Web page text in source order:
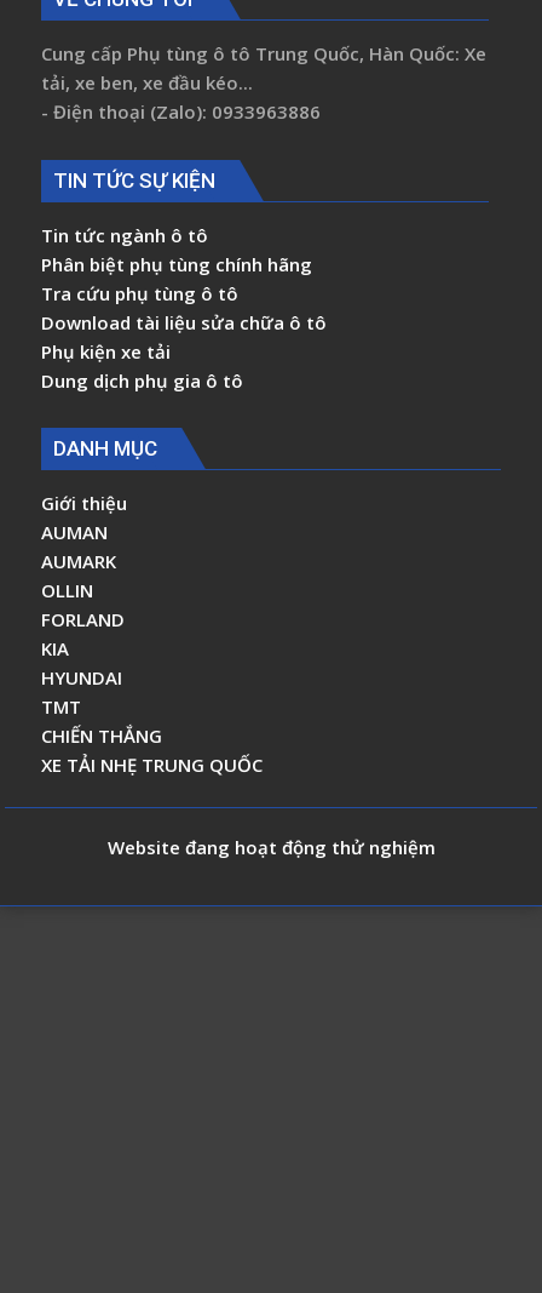
Cung cấp Phụ tùng ô tô Trung Quốc, Hàn Quốc: Xe
tải, xe ben, xe đầu kéo...
- Điện thoại (Zalo): 0933963886
TIN TỨC SỰ KIỆN
Tin tức ngành ô tô
Phân biệt phụ tùng chính hãng
Tra cứu phụ tùng ô tô
Download tài liệu sửa chữa ô tô
Phụ kiện xe tải
Dung dịch phụ gia ô tô
DANH MỤC
Giới thiệu
AUMAN
AUMARK
OLLIN
FORLAND
KIA
HYUNDAI
TMT
CHIẾN THẮNG
XE TẢI NHẸ TRUNG QUỐC
Website đang hoạt động thử nghiệm